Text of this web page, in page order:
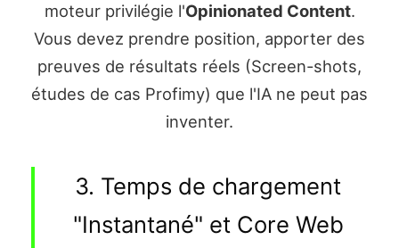
moteur privilégie l'Opinionated Content.
Vous devez prendre position, apporter des
preuves de résultats réels (Screen-shots,
études de cas Profimy) que l'IA ne peut pas
inventer.
3. Temps de chargement
"Instantané" et Core Web